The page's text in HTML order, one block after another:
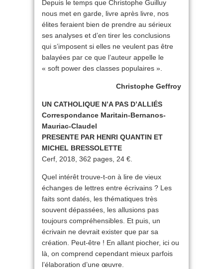
Depuis le temps que Christophe Guilluy
nous met en garde, livre après livre, nos
élites feraient bien de prendre au sérieux
ses analyses et d’en tirer les conclusions
qui s’imposent si elles ne veulent pas être
balayées par ce que l’auteur appelle le
« soft power des classes populaires ».
Christophe Geffroy
UN CATHOLIQUE N’A PAS D’ALLIÉS
Correspondance Maritain-Bernanos-
Mauriac-Claudel
PRESENTE PAR HENRI QUANTIN ET
MICHEL BRESSOLETTE
Cerf, 2018, 362 pages, 24 €.
Quel intérêt trouve-t-on à lire de vieux
échanges de lettres entre écrivains ? Les
faits sont datés, les thématiques très
souvent dépassées, les allusions pas
toujours compréhensibles. Et puis, un
écrivain ne devrait exister que par sa
création. Peut-être ! En allant piocher, ici ou
là, on comprend cependant mieux parfois
l’élaboration d’une œuvre.